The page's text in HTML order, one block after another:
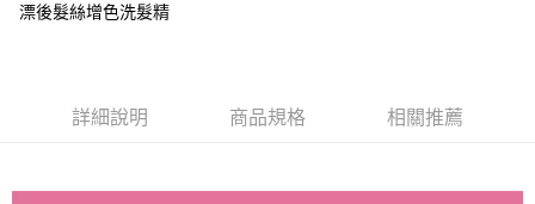
AFTEE先享後付
便利好安心！
漂後髮絲增色洗髮精
詳細說明 商品規格 相關推薦